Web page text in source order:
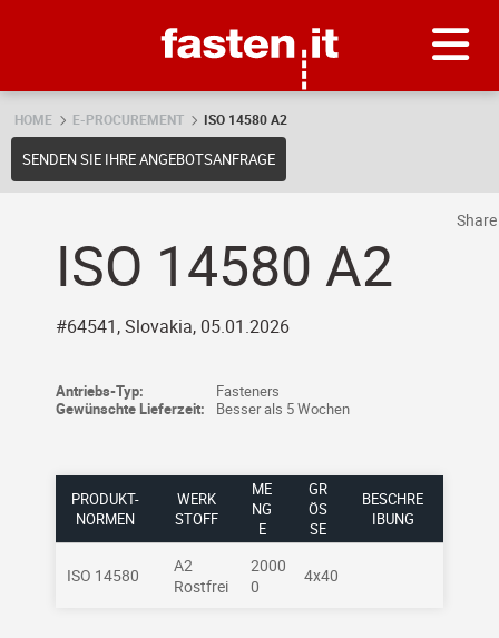
HOME E-PROCUREMENT ISO 14580 A2
SENDEN SIE IHRE ANGEBOTSANFRAGE
ISO 14580 A2
#64541, Slovakia, 05.01.2026
Antriebs-Typ:
Fasteners
Gewünschte Lieferzeit:
Besser als 5 Wochen
PRODUKT-
NORMEN
WERK
STOFF
ME
NG
E
GR
ÖSS
E
BESCHRE
IBUNG
ISO 14580
A2
Rostfrei
2000
0
4x40
Share